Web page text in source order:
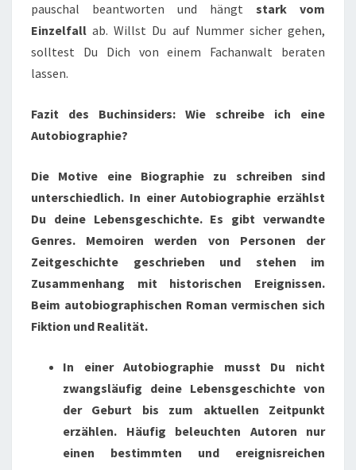
pauschal beantworten und hängt stark vom
Einzelfallab. Willst Du auf Nummer sicher gehen,
solltest Du Dich von einem Fachanwalt beraten
lassen.
Fazit des Buchinsiders: Wie schreibe ich eine
Autobiographie?
Die Motive eine Biographie zu schreiben sind
unterschiedlich. In einer Autobiographie erzählst
Du deine Lebensgeschichte. Es gibt verwandte
Genres. Memoiren werden von Personen der
Zeitgeschichte geschrieben und stehen im
Zusammenhang mit historischen Ereignissen.
Beim autobiographischen Roman vermischen sich
Fiktion und Realität.
In einer Autobiographie musst Du nicht
zwangsläufig deine Lebensgeschichte von
der Geburt bis zum aktuellen Zeitpunkt
erzählen. Häufig beleuchten Autoren nur
einen bestimmten und ereignisreichen